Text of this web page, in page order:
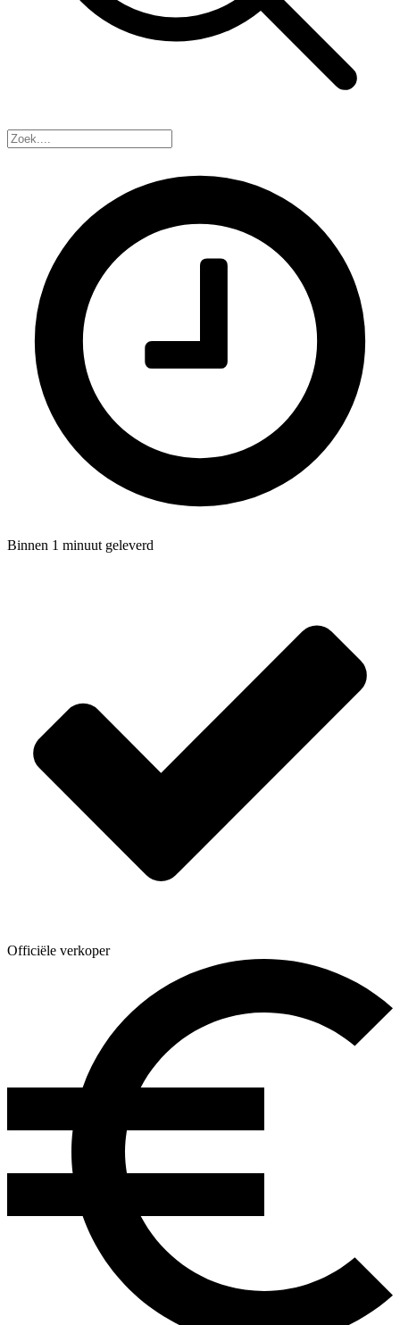
Binnen 1 minuut geleverd
Officiële verkoper